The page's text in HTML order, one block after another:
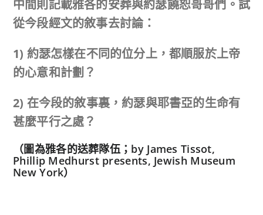
中間則記載雅各的安葬與約瑟饒恕哥哥們。試
從今段經文的敘事去討論：
1) 約瑟怎樣在不同的位分上，都順服於上帝
的心意和計劃？
2) 在今段的敘事裏，約瑟與耶書亞的生命有
甚麼平行之處？
（圖為雅各的送葬隊伍；by James Tissot,
Phillip Medhurst presents, Jewish Museum
New York）